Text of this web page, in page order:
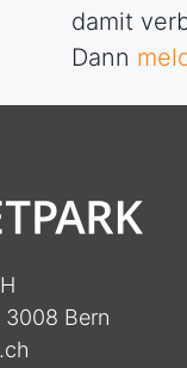
damit
Dann
3008 Bern